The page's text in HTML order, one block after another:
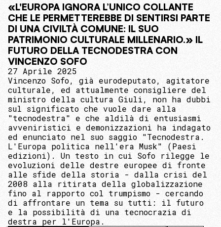
«L'EUROPA IGNORA L’UNICO COLLANTE
CHE LE PERMETTEREBBE DI SENTIRSI PARTE
DI UNA CIVILTÀ COMUNE: IL SUO
PATRIMONIO CULTURALE MILLENARIO.» IL
FUTURO DELLA TECNODESTRA CON
VINCENZO SOFO
27 Aprile 2025
Vincenzo Sofo, già eurodeputato, agitatore
culturale, ed attualmente consigliere del
ministro della cultura Giuli, non ha dubbi
sul significato che vuole dare alla
"tecnodestra" e che aldilà di entusiasmi
avveniristici e demonizzazioni ha indagato
ed enunciato nel suo saggio "Tecnodestra.
L'Europa politica nell'era Musk" (Paesi
edizioni). Un testo in cui Sofo rilegge le
evoluzioni delle destre europee di fronte
alle sfide della storia - dalla crisi del
2008 alla ritirata della globalizzazione
fino al rapporto col trumpismo - cercando
di affrontare un tema su tutti: il futuro
e la possibilità di una tecnocrazia di
destra per l'Europa.